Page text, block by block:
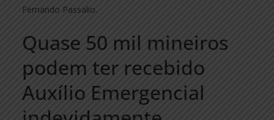
Fernando Passalio.
Quase 50 mil mineiros
podem ter recebido
Auxílio Emergencial